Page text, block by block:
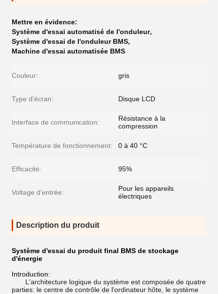
Mettre en évidence:
Système d'essai automatisé de l'onduleur,
Système d'essai de l'onduleur BMS,
Machine d'essai automatisée BMS
Couleur: gris
Type d'écran: Disque LCD
Interface de communication:
Résistance à la
compression
Température de fonctionnement: 0 à 40 °C
Efficacité: 95%
Voltage d'entrée:
Pour les appareils
électriques
Description du produit
Système d'essai du produit final BMS de stockage
d'énergie
Introduction:
L'architecture logique du système est composée de quatre
parties: le centre de contrôle de l'ordinateur hôte, le système